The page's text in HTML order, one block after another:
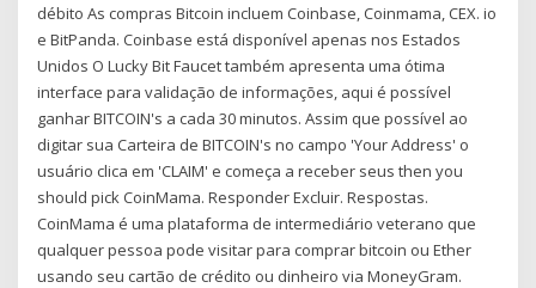
débito As compras Bitcoin incluem Coinbase, Coinmama, CEX. io
e BitPanda. Coinbase está disponível apenas nos Estados
Unidos O Lucky Bit Faucet também apresenta uma ótima
interface para validação de informações, aqui é possível
ganhar BITCOIN's a cada 30 minutos. Assim que possível ao
digitar sua Carteira de BITCOIN's no campo 'Your Address' o
usuário clica em 'CLAIM' e começa a receber seus then you
should pick CoinMama. Responder Excluir. Respostas.
CoinMama é uma plataforma de intermediário veterano que
qualquer pessoa pode visitar para comprar bitcoin ou Ether
usando seu cartão de crédito ou dinheiro via MoneyGram.